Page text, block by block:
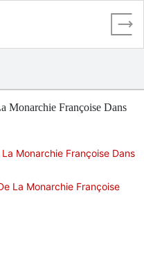
Monarchie Françoise Dans
Monarchie Françoise Dans
La Monarchie Françoise